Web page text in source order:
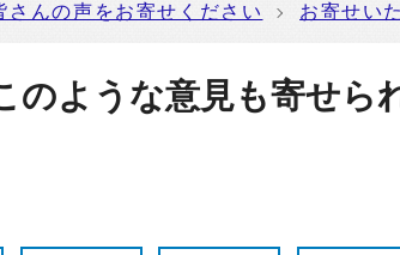
さんの声をお寄せください お寄せい
のような意見も寄せら